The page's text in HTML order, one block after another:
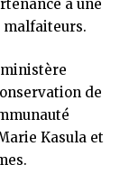
à une
malfaiteurs.
de
Kasula et